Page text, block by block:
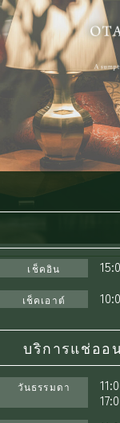
อาห
ออนเ
ห้อ
เดิ
คำแนะน
ประก
การเ
นโยบ
เช็คอิน
เช็คเอาต์
บริการแช่ออ
วันธรรมดา